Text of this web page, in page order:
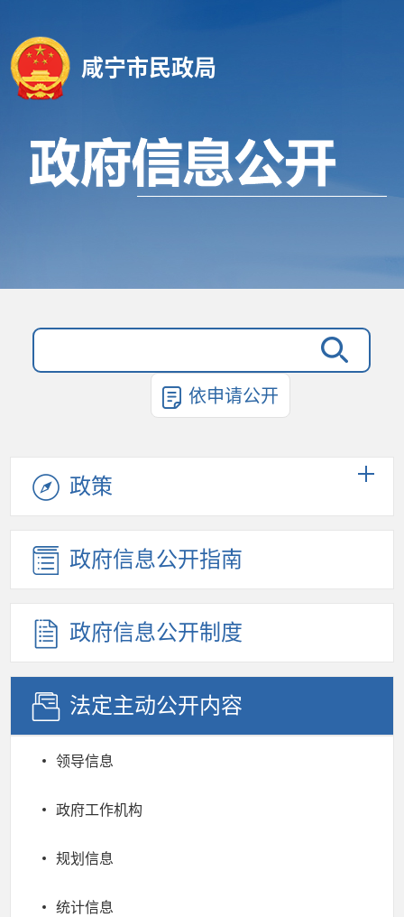
咸宁市民政局
依申请公开
政策
政府信息公开指南
政府信息公开制度
法定主动公开内容
领导信息
政府工作机构
规划信息
统计信息